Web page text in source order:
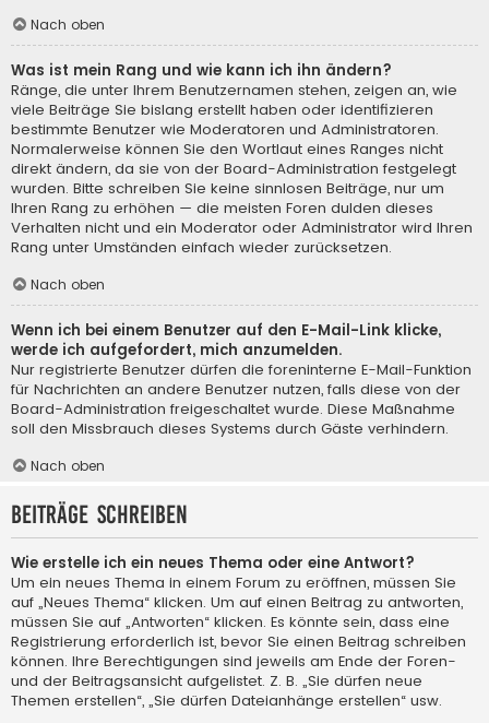
Nach oben
Was ist mein Rang und wie kann ich ihn ändern?
Ränge, die unter Ihrem Benutzernamen stehen, zeigen an, wie
viele Beiträge Sie bislang erstellt haben oder identifizieren
bestimmte Benutzer wie Moderatoren und Administratoren.
Normalerweise können Sie den Wortlaut eines Ranges nicht
direkt ändern, da sie von der Board-Administration festgelegt
wurden. Bitte schreiben Sie keine sinnlosen Beiträge, nur um
Ihren Rang zu erhöhen — die meisten Foren dulden dieses
Verhalten nicht und ein Moderator oder Administrator wird Ihren
Rang unter Umständen einfach wieder zurücksetzen.
Nach oben
Wenn ich bei einem Benutzer auf den E-Mail-Link klicke,
werde ich aufgefordert, mich anzumelden.
Nur registrierte Benutzer dürfen die foreninterne E-Mail-Funktion
für Nachrichten an andere Benutzer nutzen, falls diese von der
Board-Administration freigeschaltet wurde. Diese Maßnahme
soll den Missbrauch dieses Systems durch Gäste verhindern.
Nach oben
Beiträge schreiben
Wie erstelle ich ein neues Thema oder eine Antwort?
Um ein neues Thema in einem Forum zu eröffnen, müssen Sie
auf „Neues Thema“ klicken. Um auf einen Beitrag zu antworten,
müssen Sie auf „Antworten“ klicken. Es könnte sein, dass eine
Registrierung erforderlich ist, bevor Sie einen Beitrag schreiben
können. Ihre Berechtigungen sind jeweils am Ende der Foren-
und der Beitragsansicht aufgelistet. Z. B. „Sie dürfen neue
Themen erstellen“, „Sie dürfen Dateianhänge erstellen“ usw.